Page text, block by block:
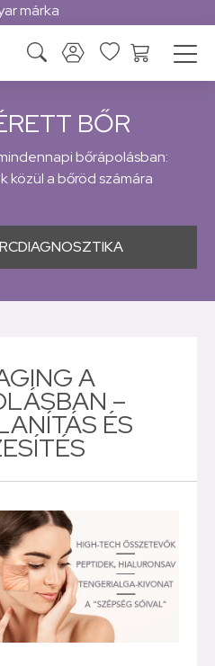
márka
BŐR
bőrápolásban:
közül a bőröd számára
A
–
ÉS